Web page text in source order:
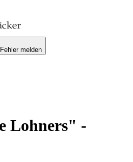
Fehler melden
Lohners" -